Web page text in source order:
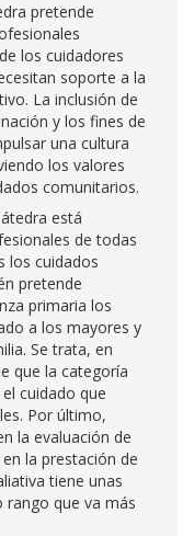
pretende
los cuidadores
soporte a la
La inclusión de
y los fines de
una cultura
los valores
comunitarios.
está
de todas
los cuidados
pretende
primaria los
a los mayores y
Se trata, en
que la categoría
cuidado que
Por último,
la evaluación de
la prestación de
tiene unas
rango que va más